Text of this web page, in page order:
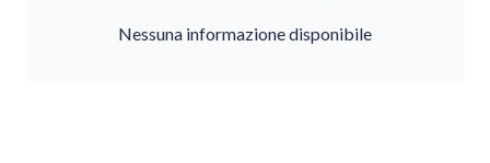
Nessuna informazione disponibile